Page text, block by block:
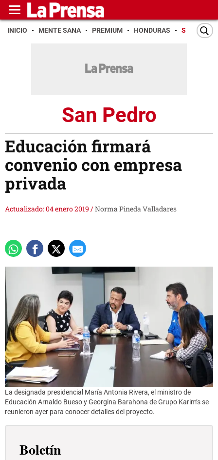
INICIO MENTE SANA PREMIUM HONDURAS SAN PEDRO
San Pedro
Educación firmará
convenio con empresa
privada
Actualizado: 04 enero 2019 /Norma Pineda Valladares
La designada presidencial María Antonia Rivera, el ministro de
Educación Arnaldo Bueso y Georgina Barahona de Grupo Karim’s se
reunieron ayer para conocer detalles del proyecto.
Boletín